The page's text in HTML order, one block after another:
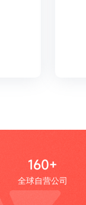
160+
全球自营公司